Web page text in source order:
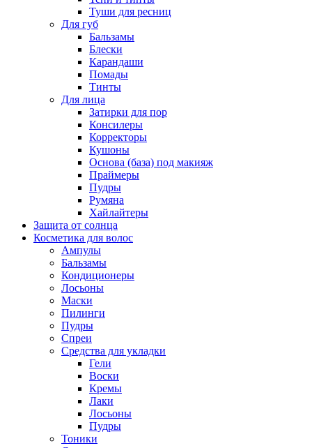
Туши для ресниц
Для губ
Бальзамы
Блески
Карандаши
Помады
Тинты
Для лица
Затирки для пор
Консилеры
Корректоры
Кушоны
Основа (база) под макияж
Праймеры
Пудры
Румяна
Хайлайтеры
Защита от солнца
Косметика для волос
Ампулы
Бальзамы
Кондиционеры
Лосьоны
Маски
Пилинги
Пудры
Спреи
Средства для укладки
Гели
Воски
Кремы
Лаки
Лосьоны
Пудры
Тоники